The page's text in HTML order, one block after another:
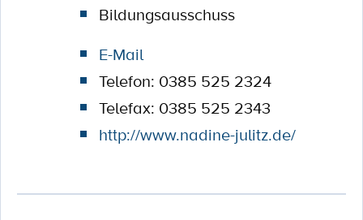
Bildungsausschuss
E-Mail
Telefon: 0385 525 2324
Telefax: 0385 525 2343
http://www.nadine-julitz.de/